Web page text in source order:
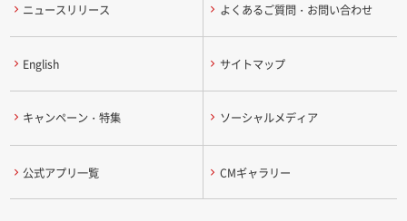
ニュースリリース よくあるご質問・お問い合わせ
English サイトマップ
キャンペーン・特集 ソーシャルメディア
公式アプリ一覧 CMギャラリー